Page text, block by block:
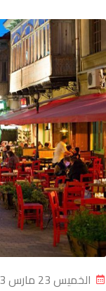
الخميس 23 مارس 2023